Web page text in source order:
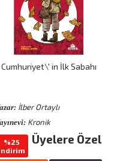
Cumhuriyet\′ in İlk Sabahı
İlber Ortaylı
Kronik
%25
Üyelere Özel